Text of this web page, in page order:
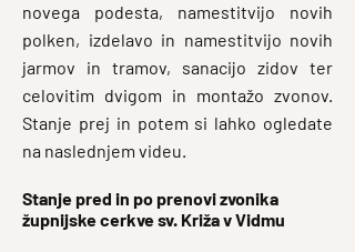
novega podesta, namestitvijo novih
polken, izdelavo in namestitvijo novih
jarmov in tramov, sanacijo zidov ter
celovitim dvigom in montažo zvonov.
Stanje prej in potem si lahko ogledate
na naslednjem videu.
Stanje pred in po prenovi zvonika
župnijske cerkve sv. Križa v Vidmu